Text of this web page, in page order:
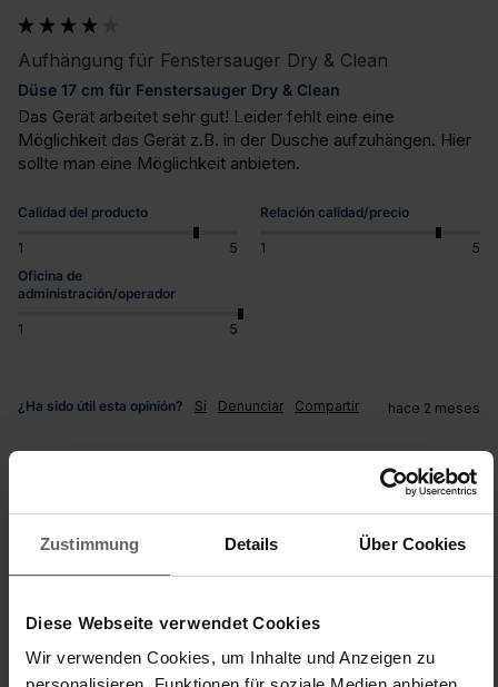
Zustimmung Details Über Cookies
Diese Webseite verwendet Cookies
Wir verwenden Cookies, um Inhalte und Anzeigen zu
Aufhängung für Fenstersauger Dry & Clean
Düse 17 cm für Fenstersauger Dry & Clean
Das Gerät arbeitet sehr gut! Leider fehlt eine eine
Möglichkeit das Gerät z.B. in der Dusche aufzuhängen. Hier
sollte man eine Möglichkeit anbieten.
Calidad del producto
1 5
Relación calidad/precio
1
5
Oficina de
administración/operador
1 5
¿Ha sido útil esta opinión? Sí Denunciar Compartir hace 2 meses
O